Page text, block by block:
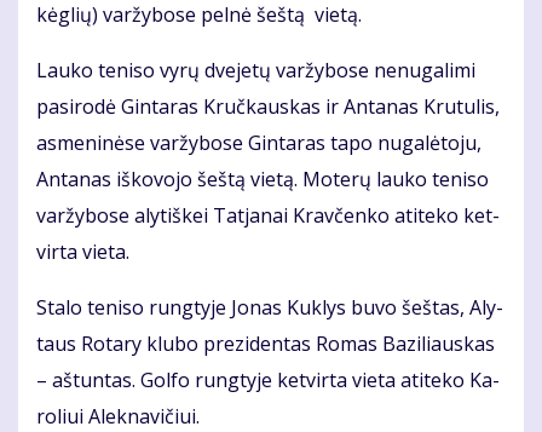
kėg­lių) var­žy­bo­se pel­nė šeš­tą vie­tą.
Lau­ko te­ni­so vy­rų dve­je­tų var­žy­bo­se ne­nu­ga­li­mi
pa­si­ro­dė Gin­ta­ras Kruč­kaus­kas ir An­ta­nas Kru­tu­lis,
as­me­ni­nė­se var­žy­bo­se Gin­ta­ras ta­po nu­ga­lė­to­ju,
An­ta­nas iš­ko­vo­jo šeš­tą vie­tą. Mo­te­rų lau­ko te­ni­so
var­žy­bo­se aly­tiš­kei Tat­ja­nai Krav­čen­ko ati­te­ko ket­
vir­ta vie­ta.
Sta­lo te­ni­so rung­ty­je Jo­nas Kuk­lys bu­vo šeš­tas, Aly­
taus Ro­ta­ry klu­bo pre­zi­den­tas Ro­mas Ba­zi­liaus­kas
– aš­tun­tas. Gol­fo rung­ty­je ket­vir­ta vie­ta ati­te­ko Ka­
ro­liui Alek­na­vi­čiui.